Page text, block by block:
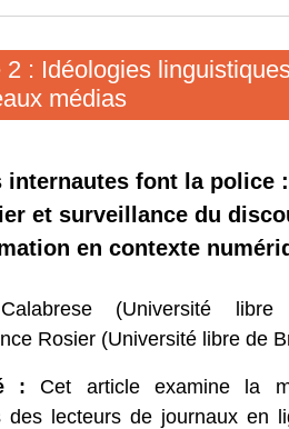
2 : Idéologies
médias
font la police
et surveillance du
en contexte
(Université
Rosier (Université libre de
: Cet article examine la
des lecteurs de journaux en